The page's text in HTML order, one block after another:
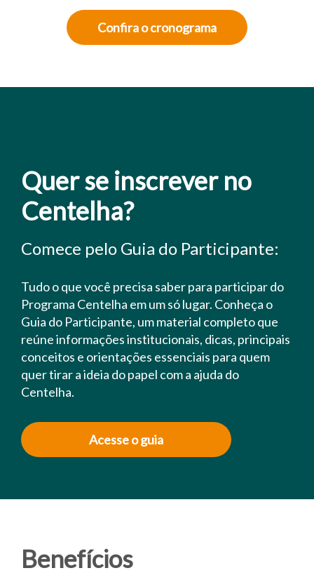
Confira o cronograma
Quer se inscrever no
Centelha?
Comece pelo Guia do Participante:
Tudo o que você precisa saber para participar do
Programa Centelha em um só lugar. Conheça o
Guia do Participante, um material completo que
reúne informações institucionais, dicas, principais
conceitos e orientações essenciais para quem
quer tirar a ideia do papel com a ajuda do
Centelha.
Acesse o guia
Benefícios